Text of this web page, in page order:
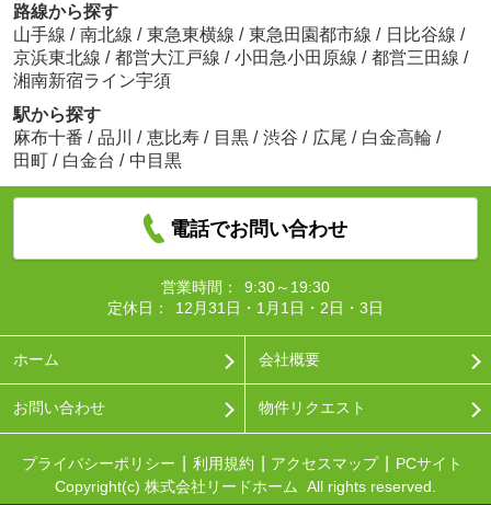
路線から探す
山手線 / 南北線 / 東急東横線 / 東急田園都市線 / 日比谷線 /
京浜東北線 / 都営大江戸線 / 小田急小田原線 / 都営三田線 /
湘南新宿ライン宇須
駅から探す
麻布十番 / 品川 / 恵比寿 / 目黒 / 渋谷 / 広尾 / 白金高輪 /
田町 / 白金台 / 中目黒
電話でお問い合わせ
営業時間：
9:30～19:30
定休日：
12月31日・1月1日・2日・3日
ホーム 会社概要
お問い合わせ 物件リクエスト
プライバシーポリシー 利用規約 アクセスマップ
PCサイト
Copyright(c) 株式会社リードホーム All rights reserved.